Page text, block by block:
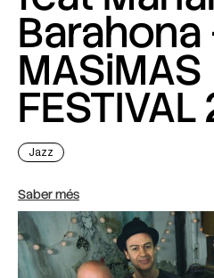
Barahona
MASiMAS
Jazz
Saber més